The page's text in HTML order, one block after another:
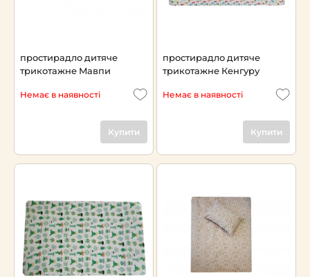
простирадло дитяче
трикотажне Мавпи
Немає в наявності
Купити
простирадло дитяче
трикотажне Кенгуру
Немає в наявності
Купити